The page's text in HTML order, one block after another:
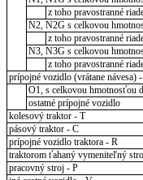
z toho pravostranné
N2, N2G s celkovou
z toho pravostranné
N3, N3G s celkovou
z toho pravostranné
prípojné vozidlo (vrátane návesa)
O1, s celkovou hmotnosťou
ostatné prípojné vozidlo
kolesový traktor - T
pásový traktor - C
prípojné vozidlo traktora - R
traktorom ťahaný vymeniteľný
pracovný stroj - P